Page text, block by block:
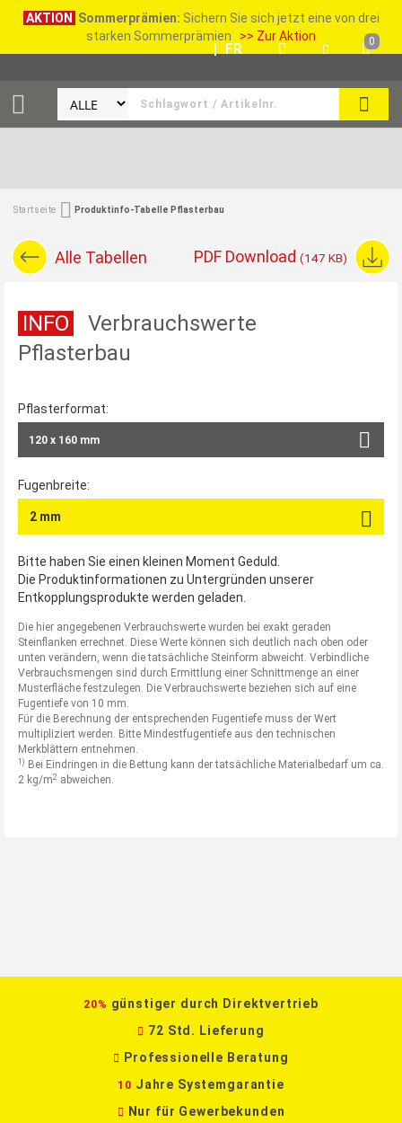
AKTION Sommerprämien: Sichern Sie sich jetzt eine von drei
starken Sommerprämien >> Zur Aktion
SUCHE
| FR 0
Startseite Produktinfo-Tabelle Pflasterbau
Alle Tabellen PDF Download (147 KB)
INFO
Verbrauchswerte
Pflasterbau
Pflasterformat:
120 x 160 mm
Kleinpflaster
60 × 80 mm
80 × 100 mm
100 × 120 mm
Mosaikpflaster
40 × 40 mm
50 × 50 mm
Fugenbreite:
2 mm
5 mm
6 mm
10 mm
15 mm
20 mm
Bitte haben Sie einen kleinen Moment Geduld.
Die Produktinformationen zu Untergründen unserer
Entkopplungsprodukte werden geladen.
Die hier angegebenen Verbrauchswerte wurden bei exakt geraden
Steinflanken errechnet. Diese Werte können sich deutlich nach oben oder
unten verändern, wenn die tatsächliche Steinform abweicht. Verbindliche
Verbrauchsmengen sind durch Ermittlung einer Schnittmenge an einer
Musterfläche festzulegen. Die Verbrauchswerte beziehen sich auf eine
Fugentiefe von 10 mm.
Für die Berechnung der entsprechenden Fugentiefe muss der Wert
multipliziert werden. Bitte Mindestfugentiefe aus den technischen
Merkblättern entnehmen.
1) Bei Eindringen in die Bettung kann der tatsächliche Materialbedarf um ca.
2 kg/m2 abweichen.
20% günstiger durch Direktvertrieb
72 Std. Lieferung
Professionelle Beratung
10 Jahre Systemgarantie
Nur für Gewerbekunden